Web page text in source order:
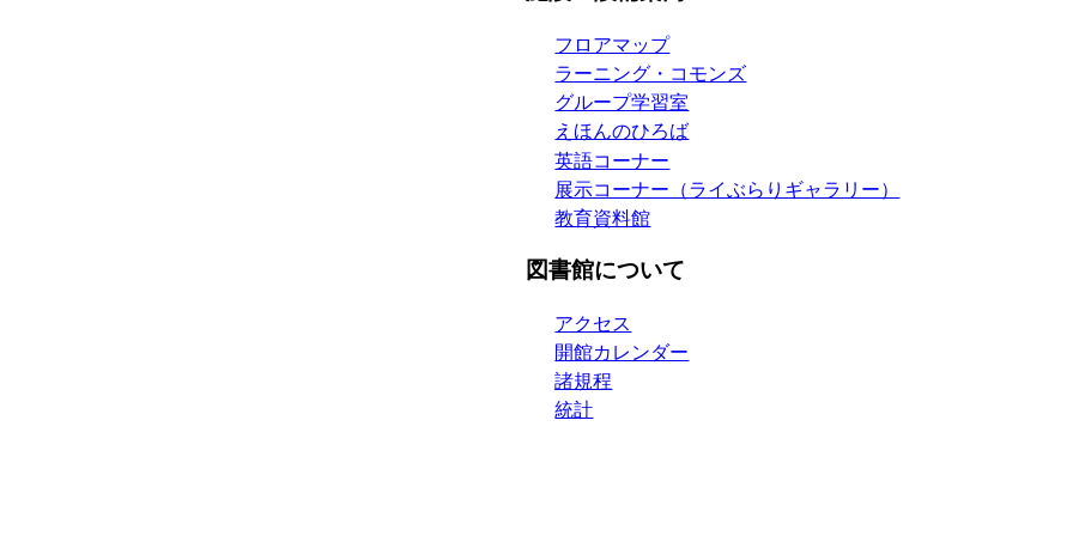
フロアマップ
ラーニング・コモンズ
グループ学習室
えほんのひろば
英語コーナー
展示コーナー（ライぶらりギャラリー）
教育資料館
図書館について
アクセス
開館カレンダー
諸規程
統計